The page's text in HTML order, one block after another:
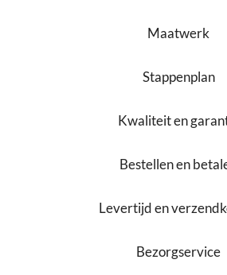
Maatwerk
Stappenplan
Kwaliteit en
Bestellen en
Levertijd en
Bezorgservice